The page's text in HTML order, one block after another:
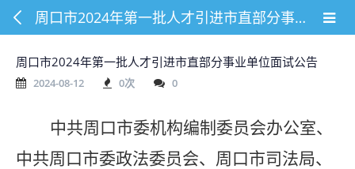
周口市2024年第一批人才引进市直部分事业单位面试公告
周口市2024年第一批人才引进市直部分事业单位面试公告
2024-08-12 0次 0
中共周口市委机构编制委员会办公室、
中共周口市委政法委员会、周口市司法局、